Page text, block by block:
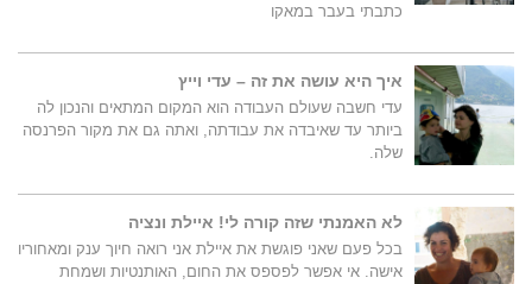
כתבתי בעבר במאקו
איך היא עושה את זה – עדי וייץ
עדי חשבה שעולם העבודה הוא המקום המתאים והנכון לה
ביותר עד שאיבדה את עבודתה, ואתה גם את מקור הפרנסה
שלה.
לא האמנתי שזה קורה לי! איילת ונציה
בכל פעם שאני פוגשת את איילת אני רואה חיוך ענק ומאחוריו
אישה. אי אפשר לפספס את החום, האותנטיות ושמחת